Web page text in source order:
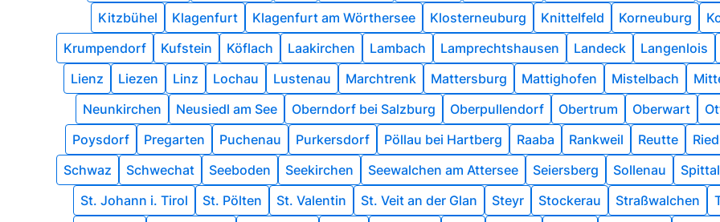
Kitzbühel
Klagenfurt Klagenfurt am Wörthersee Klosterneuburg Knittelfeld Korneuburg
Krumpendorf
Kufstein Köflach Laakirchen Lambach Lamprechtshausen Landeck Langenlois
Lienz
Liezen Linz Lochau Lustenau Marchtrenk Mattersburg Mattighofen Mistelbach
Neunkirchen
Neusiedl am See Oberndorf bei Salzburg Oberpullendorf Obertrum Oberwart
Poysdorf
Pregarten Puchenau Purkersdorf Pöllau bei Hartberg Raaba Rankweil Reutte
Schwaz
Schwechat Seeboden Seekirchen Seewalchen am Attersee Seiersberg Sollenau
St. Johann i. Tirol
St. Pölten St. Valentin St. Veit an der Glan Steyr Stockerau Straßwalchen